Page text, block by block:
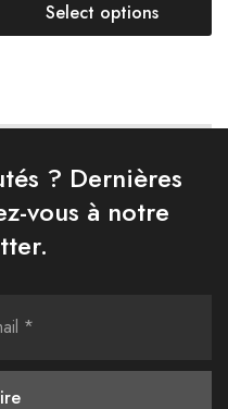
Select options
? Dernières
vous à notre